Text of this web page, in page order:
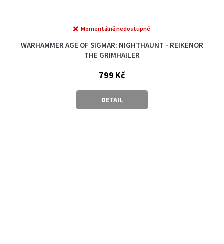
WARHAMMER AGE OF SIGMAR: NIGHTHAUNT - REIKENOR
THE GRIMHAILER
Momentálně nedostupné
799 Kč
DETAIL